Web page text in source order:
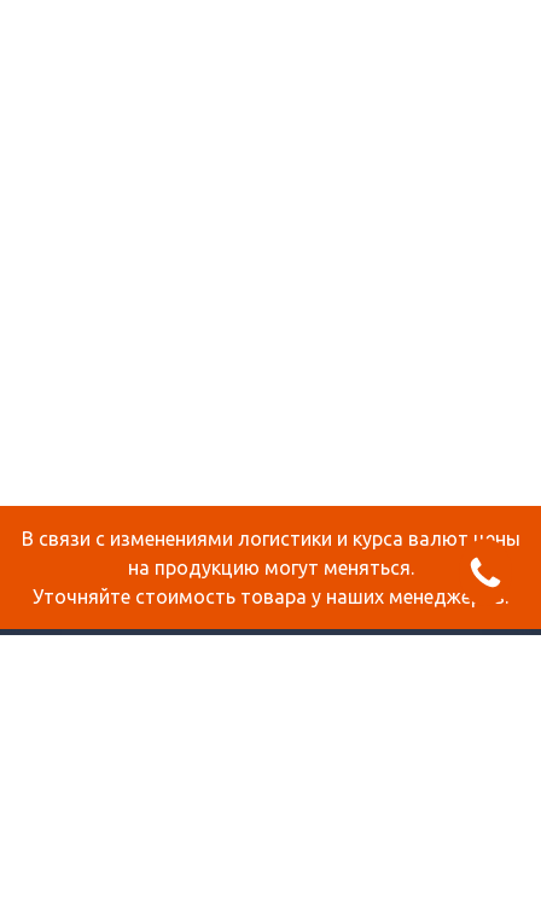
В связи с изменениями логистики и курса валют цены
на продукцию могут меняться.
Уточняйте стоимость товара у наших менеджеров.